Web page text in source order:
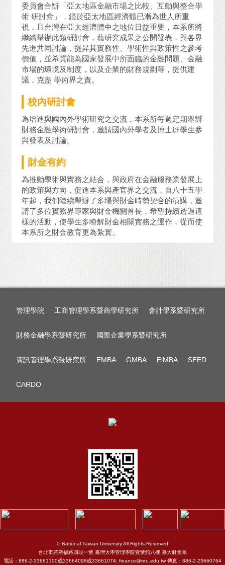
委員會合辦「亞太地區金融市場之比較、互動與整合學
術 研討會」，鑑於亞太地區經濟體已漸為世人所重
視，且台灣在亞太經濟體中之地位日益重要，本系所將
繼續舉辦此類研討會，藉研究成果之公開發表，與各界
先進共同討論，提昇其實務性、學術性與政策性之參考
價值，並希冀能為國家發展中所面臨的金融問題、金融
市場的環境及制度，以及企業的財務規劃等，提供建
議，克盡 學術界之責。
校內研討會
為增進與國內外學術研究之交流，本系所每週定期舉辦
財務金融學術研討會，邀請國內外學者及博士班學生參
與發表及討論。
財金有約
為推動學術與實務之結合，與政府在金融服務業發展上
的政策與方向，促進本系與產官界之交流，自八十五學
年起，我們陸續舉辦了多場與財金時勢契合的演講，邀
請了多位實務界專家與財金機關首長，希望持續透過這
樣的活動，使學生多瞭解財金相關實務之運作，從而使
本系所之財金教育更為紮實。
管理學院 工商管理學系暨商學研究所 會計學系暨研究所
財務金融學系暨研究所 國際企業學系暨研究所
資訊管理學系暨研究所 EMBA GMBA EiMBA SEED
CARDO
© National Taiwan University All Rights Reserved
台北市羅斯福路四段一號 臺灣大學管理學院壹號館八樓 臺大財金系
電話：886-2-33661100或33664098或33661074; finance@ntu.edu.tw 傳真：886-2-23660764